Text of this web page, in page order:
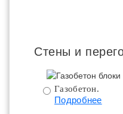
Стены и
Газобетон.
Подробнее